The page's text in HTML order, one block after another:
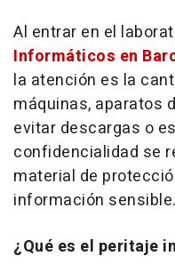
Al entrar en el
Informáticos en
la atención es la
máquinas, aparatos
evitar descargas o
confidencialidad se
material de
información sensible.
¿Qué es el peritaje